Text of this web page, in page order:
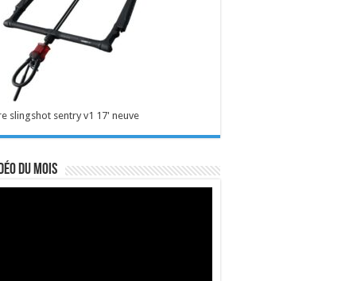
slingshot sentry v1 17' neuve
du mois